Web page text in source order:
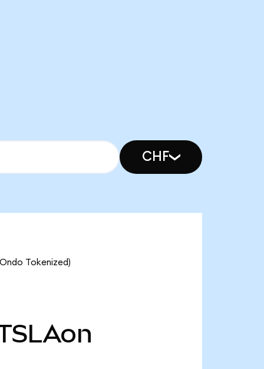
CHF
Tokenized)